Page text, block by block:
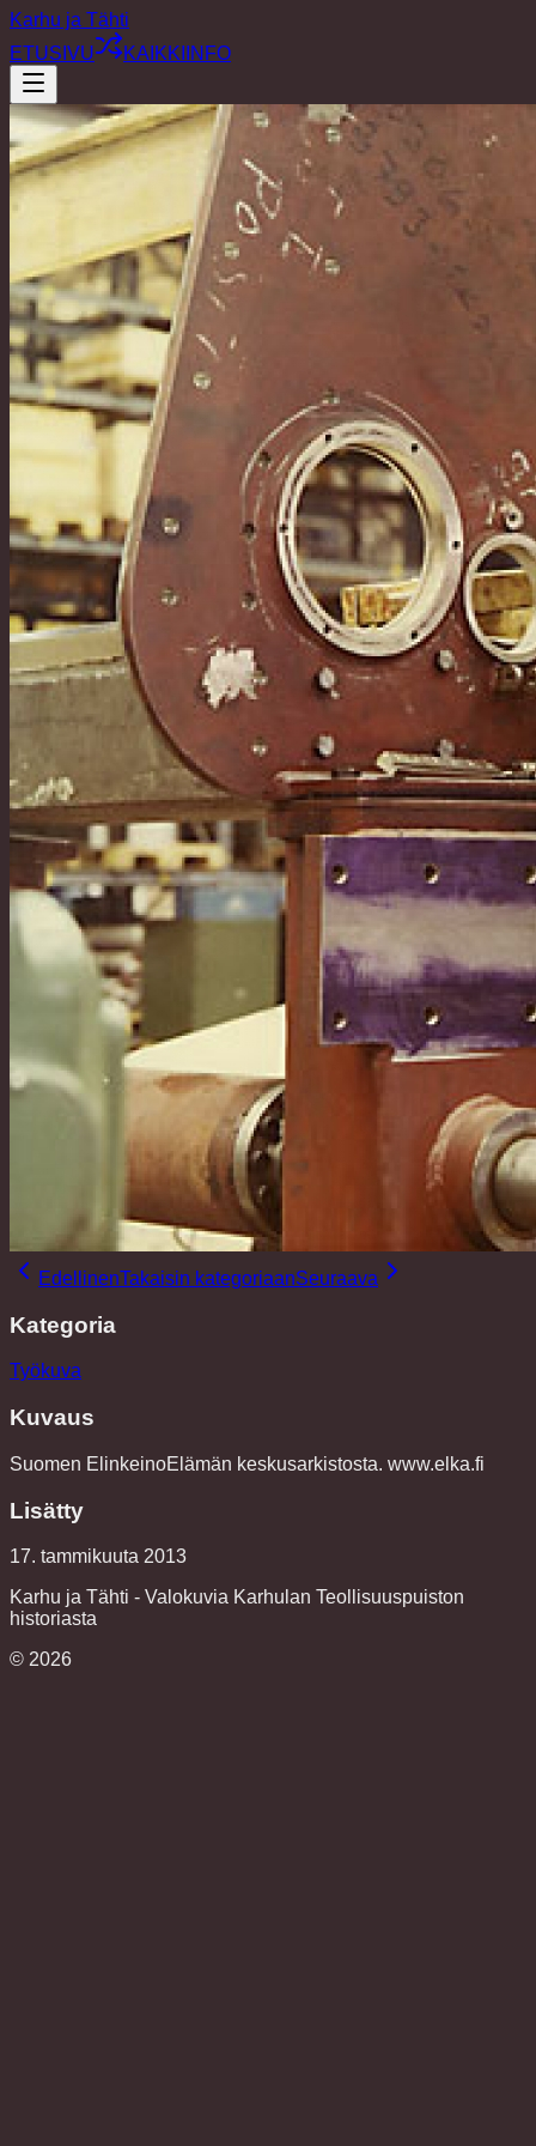
Karhu ja Tähti
ETUSIVU
KAIKKI INFO
EdellinenTakaisin kategoriaanSeuraava
Kategoria
Työkuva
Kuvaus
Suomen ElinkeinoElämän keskusarkistosta. www.elka.fi
Lisätty
17. tammikuuta 2013
Karhu ja Tähti - Valokuvia Karhulan Teollisuuspuiston
historiasta
© 2026